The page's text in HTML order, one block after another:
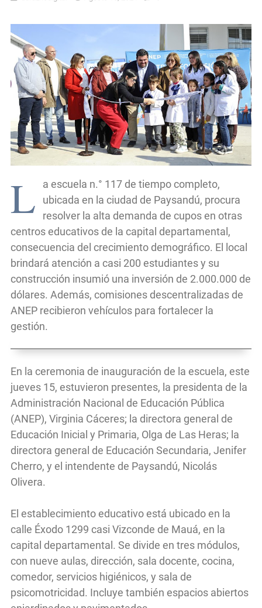
L
a escuela n.° 117 de tiempo completo,
ubicada en la ciudad de Paysandú, procura
resolver la alta demanda de cupos en otras
centros educativos de la capital departamental,
consecuencia del crecimiento demográfico. El local
brindará atención a casi 200 estudiantes y su
construcción insumió una inversión de 2.000.000 de
dólares. Además, comisiones descentralizadas de
ANEP recibieron vehículos para fortalecer la
gestión.
En la ceremonia de inauguración de la escuela, este
jueves 15, estuvieron presentes, la presidenta de la
Administración Nacional de Educación Pública
(ANEP), Virginia Cáceres; la directora general de
Educación Inicial y Primaria, Olga de Las Heras; la
directora general de Educación Secundaria, Jenifer
Cherro, y el intendente de Paysandú, Nicolás
Olivera.
El establecimiento educativo está ubicado en la
calle Éxodo 1299 casi Vizconde de Mauá, en la
capital departamental. Se divide en tres módulos,
con nueve aulas, dirección, sala docente, cocina,
comedor, servicios higiénicos, y sala de
psicomotricidad. Incluye también espacios abiertos